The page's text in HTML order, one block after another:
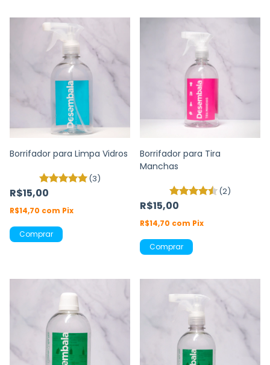
Borrifador para Limpa Vidros
(3)
R$15,00
R$14,70 com Pix
Borrifador para Tira
Manchas
(2)
R$15,00
R$14,70 com Pix